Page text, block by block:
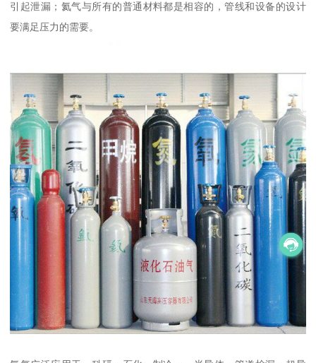
引起泄漏；氦气与所有的普通材料都是相容的，管线和设备的设计
要满足压力的需要。